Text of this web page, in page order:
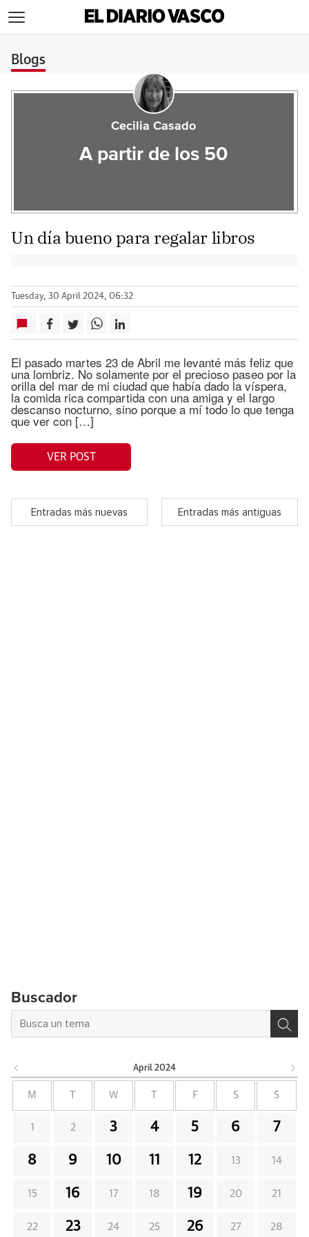
Blogs
Cecilia Casado
A partir de los 50
Un día bueno para regalar libros
Tuesday, 30 April 2024, 06:32
El pasado martes 23 de Abril me levanté más feliz que
una lombriz. No solamente por el precioso paseo por la
orilla del mar de mi ciudad que había dado la víspera,
la comida rica compartida con una amiga y el largo
descanso nocturno, sino porque a mí todo lo que tenga
que ver con […]
VER POST
Entradas más nuevas Entradas más antiguas
Buscador
April 2024
M W F S S
1 2 3 4 5 6 7
8 9 10 11 12 13 14
15 16 17 18 19 20 21
22 23 24 25 26 27 28